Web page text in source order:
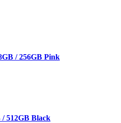
/ 256GB Pink
/ 512GB Black